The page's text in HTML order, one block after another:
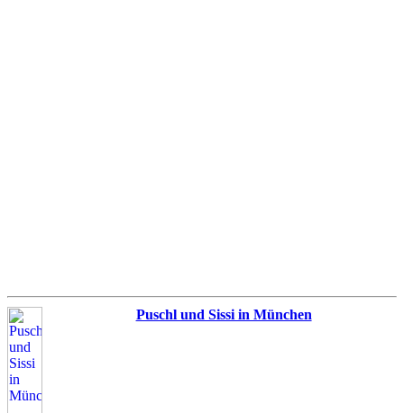
Puschl und Sissi in München